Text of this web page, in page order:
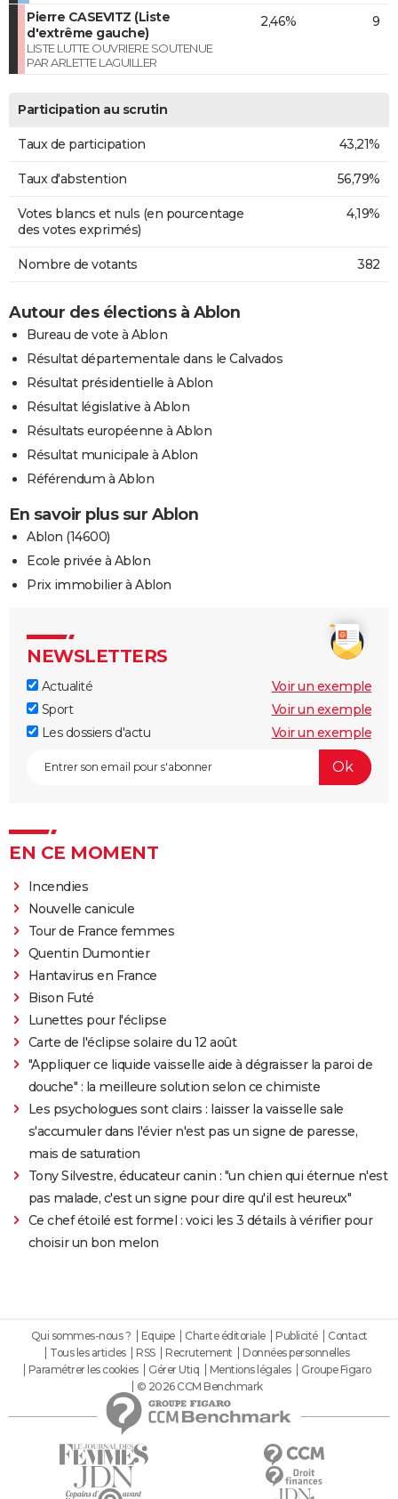
Pierre CASEVITZ (Liste
d'extrême gauche)
LISTE LUTTE OUVRIERE SOUTENUE
PAR ARLETTE LAGUILLER
2,46% 9
Participation au scrutin
Taux de participation 43,21%
Taux d'abstention 56,79%
Votes blancs et nuls (en pourcentage
des votes exprimés)
4,19%
Nombre de votants 382
Autour des élections à Ablon
Bureau de vote à Ablon
Résultat départementale dans le Calvados
Résultat présidentielle à Ablon
Résultat législative à Ablon
Résultats européenne à Ablon
Résultat municipale à Ablon
Référendum à Ablon
En savoir plus sur Ablon
Ablon (14600)
Ecole privée à Ablon
Prix immobilier à Ablon
NEWSLETTERS
Actualité
Voir un exemple
Sport
Voir un exemple
Les dossiers d'actu
Voir un exemple
EN CE MOMENT
Incendies
Nouvelle canicule
Tour de France femmes
Quentin Dumontier
Hantavirus en France
Bison Futé
Lunettes pour l'éclipse
Carte de l'éclipse solaire du 12 août
"Appliquer ce liquide vaisselle aide à dégraisser la paroi de
douche" : la meilleure solution selon ce chimiste
Les psychologues sont clairs : laisser la vaisselle sale
s'accumuler dans l'évier n'est pas un signe de paresse,
mais de saturation
Tony Silvestre, éducateur canin : "un chien qui éternue n'est
pas malade, c'est un signe pour dire qu'il est heureux"
Ce chef étoilé est formel : voici les 3 détails à vérifier pour
choisir un bon melon
Qui sommes-nous ? Equipe Charte éditoriale Publicité
Contact
Tous les articles
RSS Recrutement
Données personnelles
Paramétrer les cookies
Gérer Utiq Mentions légales
Groupe Figaro
© 2026 CCM Benchmark